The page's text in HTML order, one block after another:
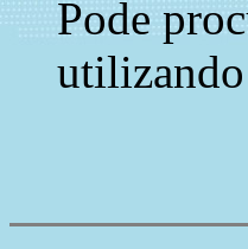
Pode